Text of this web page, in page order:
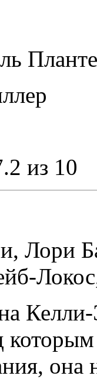
Планте
из 10
, Лори
Локос
она